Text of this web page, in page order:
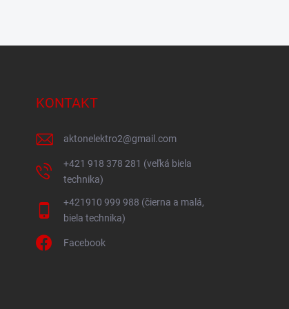
KONTAKT
aktonelektro2@gmail.com
+421 918 378 281 (veľká biela
technika)
+421910 999 988 (čierna a malá,
biela technika)
Facebook